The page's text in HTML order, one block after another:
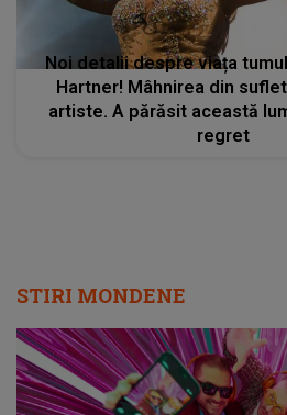
Noi detalii despre viața
Hartner! Mâhnirea din
artiste. A părăsit această
regret
STIRI MONDENE